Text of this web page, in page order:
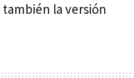
la versión